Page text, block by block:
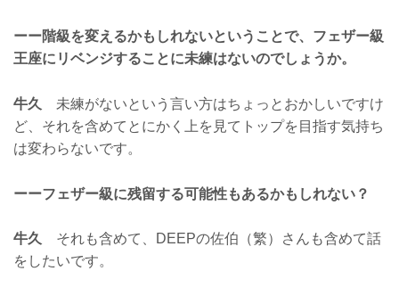
ーー階級を変えるかもしれないということで、フェザー級
王座にリベンジすることに未練はないのでしょうか。
牛久
未練がないという言い方はちょっとおかしいですけ
ど、それを含めてとにかく上を見てトップを目指す気持ち
は変わらないです。
ーーフェザー級に残留する可能性もあるかもしれない？
牛久
それも含めて、DEEPの佐伯（繁）さんも含めて話
をしたいです。